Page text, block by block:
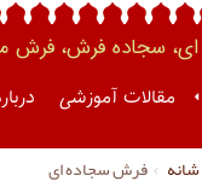
سجاده فرش، فرش
مقالات آموزشی
فرش سجاده ای